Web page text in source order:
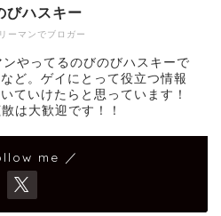
ーマンでブロガー
びハスキー
やってるのびのびハスキーで
ど。ゲイにとって役立つ情報
ていけたらと思っています！
は大歓迎です！！
me ／